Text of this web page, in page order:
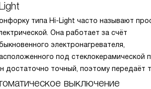
типа Hi-Light часто называют
Она работает за счёт
электронагревателя,
под стеклокерамической
достаточно точный, поэтому передаёт
всей поверхности, а старается его
выключение